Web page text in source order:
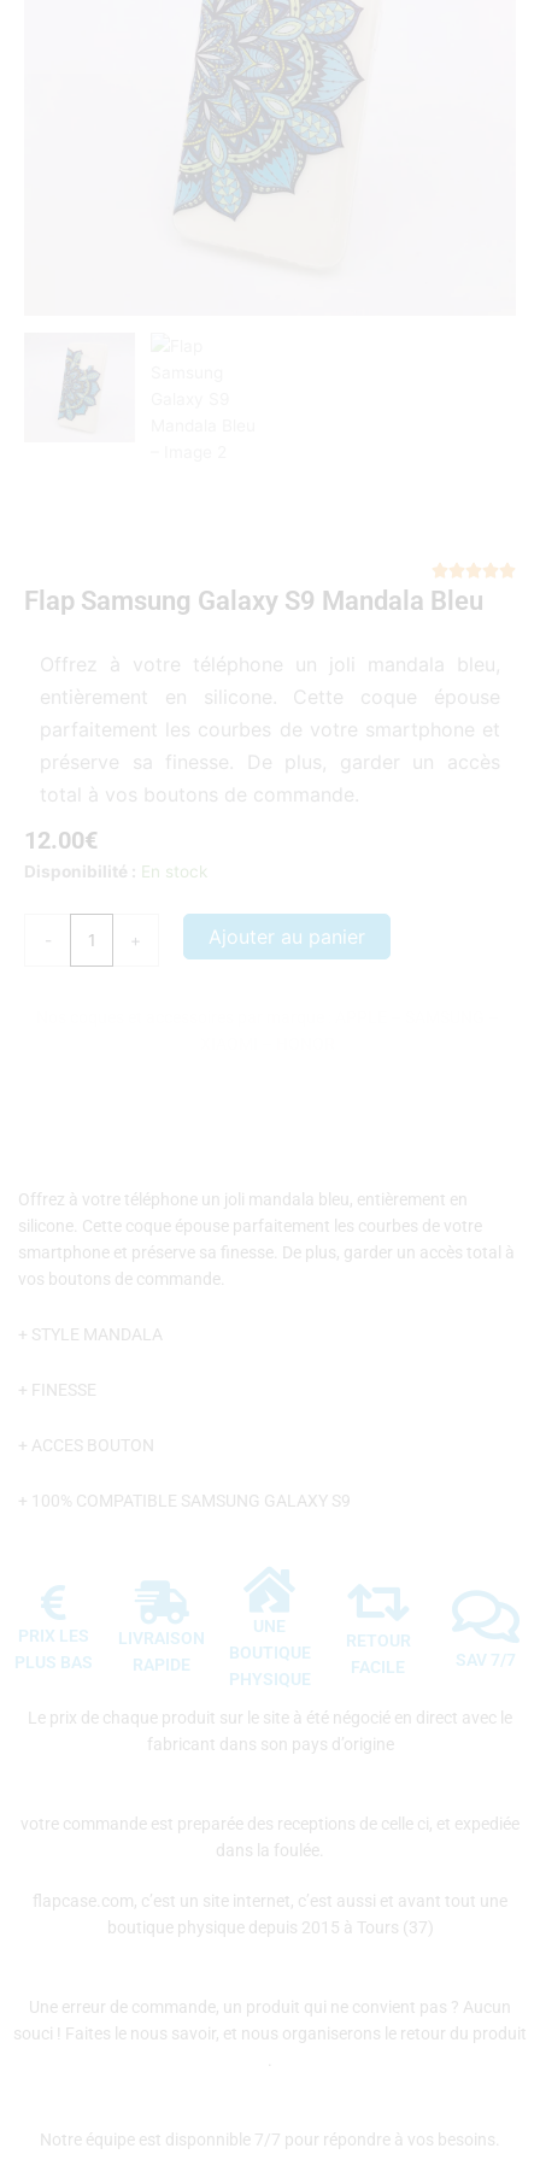

Flap Samsung Galaxy S9 Mandala Bleu
Offrez à votre téléphone un joli mandala bleu,
entièrement en silicone. Cette coque épouse
parfaitement les courbes de votre smartphone et
préserve sa finesse. De plus, garder un accès
total à vos boutons de commande.
12.00€
Disponibilité : En stock
-
quantité
Samsung
+ Ajouter au panier
Offrez à votre téléphone un joli mandala bleu, entièrement en
silicone. Cette coque épouse parfaitement les courbes de votre
smartphone et préserve sa finesse. De plus, garder un accès total à
vos boutons de commande.
+ STYLE MANDALA
+ FINESSE
+ ACCES BOUTON
+ 100% COMPATIBLE SAMSUNG GALAXY S9
PRIX LES
PLUS BAS
LIVRAISON
RAPIDE
UNE
BOUTIQUE
PHYSIQUE
RETOUR
FACILE
SAV 7/7
Le prix de chaque produit sur le site à été négocié en direct avec le
fabricant dans son pays d’origine
votre commande est preparée des receptions de celle ci, et expediée
dans la foulée.
flapcase.com, c’est un site internet, c’est aussi et avant tout une
boutique physique depuis 2015 à Tours (37)
Une erreur de commande, un produit qui ne convient pas ? Aucun
souci ! Faites le nous savoir, et nous organiserons le retour du produit
Notre équipe est disponnible 7/7 pour répondre à vos besoins.